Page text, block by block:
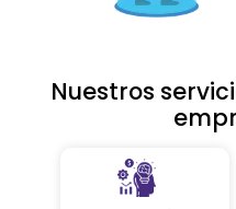
Nuestros